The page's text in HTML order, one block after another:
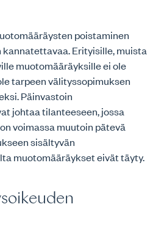
poistaminen
Erityisille, muista
muotomääräyksille ei ole
tarpeen välityssopimuksen
Päinvastoin
johtaa tilanteeseen, jossa
voimassa muutoin pätevä
sisältyvän
muotomääräykset eivät täyty.